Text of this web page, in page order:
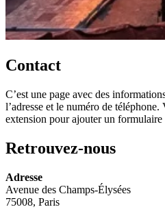
Contact
C’est une page avec des
l’adresse et le numéro de
extension pour ajouter un formulaire
Retrouvez-nous
Adresse
Avenue des Champs-Élysées
75008, Paris